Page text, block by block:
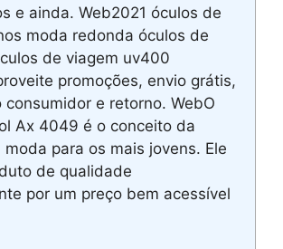
e ainda. Web2021 óculos de
moda redonda óculos de
de viagem uv400
promoções, envio grátis,
consumidor e retorno. WebO
Ax 4049 é o conceito da
para os mais jovens. Ele
de qualidade
por um preço bem acessível